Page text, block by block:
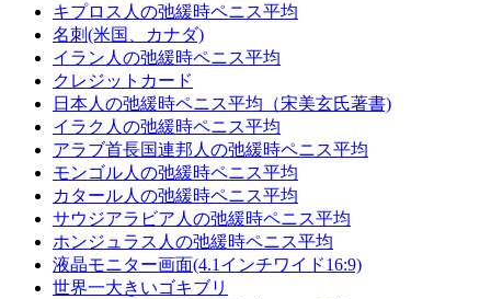
キプロス人の弛緩時ペニス平均
名刺(米国、カナダ)
イラン人の弛緩時ペニス平均
クレジットカード
日本人の弛緩時ペニス平均（宋美玄氏著書)
イラク人の弛緩時ペニス平均
アラブ首長国連邦人の弛緩時ペニス平均
モンゴル人の弛緩時ペニス平均
カタール人の弛緩時ペニス平均
サウジアラビア人の弛緩時ペニス平均
ホンジュラス人の弛緩時ペニス平均
液晶モニター画面(4.1インチワイド16:9)
世界一大きいゴキブリ